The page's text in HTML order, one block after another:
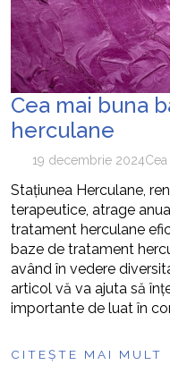
Cea mai buna
herculane
19 decembrie 2024
Stațiunea Herculane,
terapeutice, atrage
tratament herculane
baze de tratament
având în vedere
articol vă va ajuta să
importante de luat în
CITEȘTE MAI MULT